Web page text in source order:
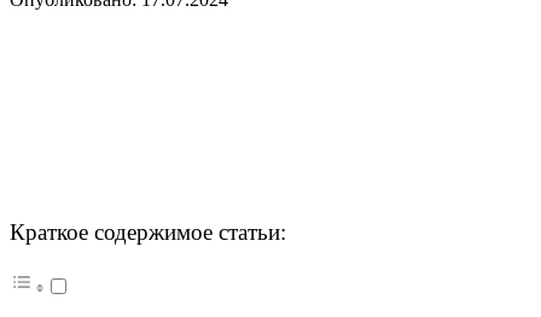
Краткое содержимое статьи: